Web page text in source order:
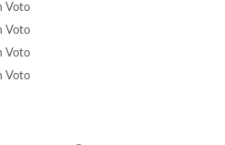
Voto
Voto
Voto
Voto